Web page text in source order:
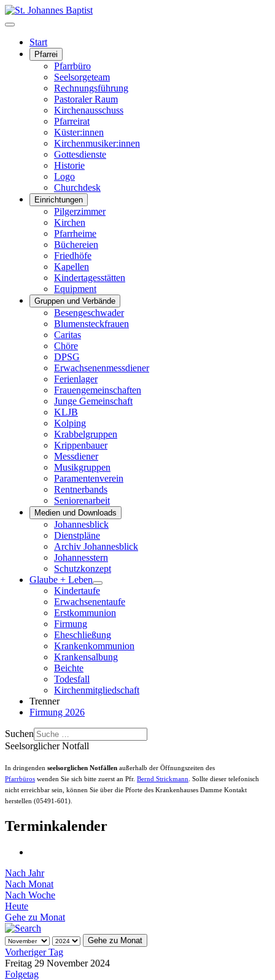
Start
Pfarrei
Pfarrbüro
Seelsorgeteam
Rechnungsführung
Pastoraler Raum
Kirchenausschuss
Pfarreirat
Küster:innen
Kirchenmusiker:innen
Gottesdienste
Historie
Logo
Churchdesk
Einrichtungen
Pilgerzimmer
Kirchen
Pfarrheime
Büchereien
Friedhöfe
Kapellen
Kindertagesstätten
Equipment
Gruppen und Verbände
Besengeschwader
Blumensteckfrauen
Caritas
Chöre
DPSG
Erwachsenenmessdiener
Ferienlager
Frauengemeinschaften
Junge Gemeinschaft
KLJB
Kolping
Krabbelgruppen
Krippenbauer
Messdiener
Musikgruppen
Paramentenverein
Rentnerbands
Seniorenarbeit
Medien und Downloads
Johannesblick
Dienstpläne
Archiv Johannesblick
Johannesstern
Schutzkonzept
Glaube + Leben
Kindertaufe
Erwachsenentaufe
Erstkommunion
Firmung
Eheschließung
Krankenkommunion
Krankensalbung
Beichte
Todesfall
Kirchenmitgliedschaft
Trenner
Firmung 2026
Suchen
Seelsorglicher Notfall
In dringenden seelsorglichen Notfällen außerhalb der Öffnungszeiten des
Pfarrbüros wenden Sie sich bitte zuerst an Pfr. Bernd Strickmann . Sollte dieser telefonisch
nicht erreichbar sein, können Sie über die Pforte des Krankenhauses Damme Kontakt
herstellen (05491-601).
Terminkalender
Nach Jahr
Nach Monat
Nach Woche
Heute
Gehe zu Monat
Gehe zu Monat
Vorheriger Tag
Freitag 29 November 2024
Folgetag